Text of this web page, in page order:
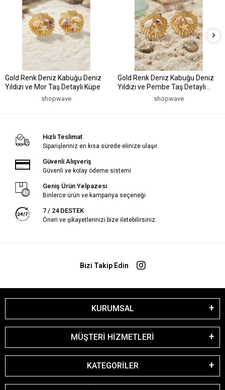
Gold Renk Deniz Kabuğu Deniz
Yıldızı ve Mor Taş Detaylı Küpe
shopwave
Gold Renk Deniz Kabuğu Deniz
Yıldızı ve Pembe Taş Detaylı
shopwave
Hızlı Teslimat
Siparişleriniz en kısa sürede elinize ulaşır.
Güvenli Alışveriş
Güvenli ve kolay ödeme sistemi
Geniş Ürün Yelpazesi
Binlerce ürün ve kampanya seçeneği
7 / 24 DESTEK
Öneri ve şikayetlerinizi bize iletebilirsiniz.
Bizi Takip Edin
KURUMSAL
MÜŞTERİ HİZMETLERİ
KATEGORİLER